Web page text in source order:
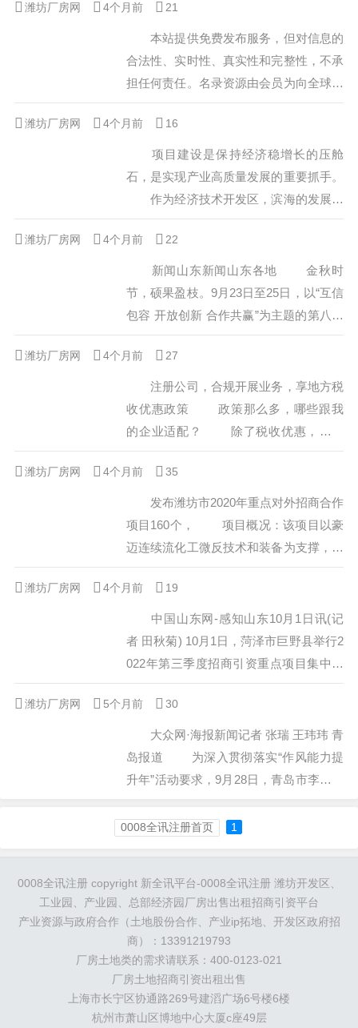
500强企业17家、上市公司44家、规...
度，已有至少15个省市自治区共计发布53
份关于两化融合管理体系的支持政策，覆
盖河北、内蒙古、辽宁、江苏、浙江、福
建、江西、山东、河南、湖北、广东、重
庆、四川、云南、陕西等地。 两化
融合管理体系市场化...
潍坊厂房网 4个月前 21
本站提供免费发布服务，但对信息的
合法性、实时性、真实性和完整性，不承
担任何责任。名录资源由会员为向全球展
示品牌形象上传，个人信息均经处理后发
布，如有遗漏戓涉嫌侵权他人及不愿展示
形象的，请将“该页网址和需修改及删除
的内容”发至本站邮箱戓留言给我们处
理。凡注册会员并发布信息或名录资源
的，均可定期获得全球项目参考及合作机
会。本站名录资源概不对任何第三方开
放，更不提供如交换、出售及查询等服...
潍坊厂房网 4个月前 16
项目建设是保持经济稳增长的压舱
石，是实现产业高质量发展的重要抓手。
作为经济技术开发区，滨海的发展靠
项目、靠企业。2012至2022的十年里，
滨海区始终坚持“企业为先”“项目为王”的
理念，新项目不断涌入、好项目快速集
聚、大项目加快建设，海化、潍柴、弘
润、新和成等一大批行业龙头企业在滨海
深耕发展，海工装备、高端石化、精细医
药、海洋化工等传统优势产业初具规模，
形成...
潍坊厂房网 4个月前 22
新闻山东新闻山东各地 金秋时
节，硕果盈枝。9月23日至25日，以“互信
包容 开放创新 合作共赢”为主题的第八届
中日韩产业博览会以线上形式成功举办。
在中韩建交30周年、中日邦交正常化
50周年契机下，我市开展的中日韩产业合
作发展论坛、线上中日韩产业博览会和配
套活动，紧紧抓住区域全面经济伙伴关系
协定（rcep）生效机遇，通过三国地方政
府、商协...
潍坊厂房网 4个月前 27
注册公司，合规开展业务，享地方税
收优惠政策 政策那么多，哪些跟我
的企业适配？ 除了税收优惠，我还
可以申请什么政策？ 招商引资园区
那么多，哪个政策更好？ 集成电
路、人工智能、生物医药、民用航空等关
键领域核心环节相关产品（技术）业务，
并开展实质性生产或研发活动的符合条件
的法人企业，自设立之日起5年内...
潍坊厂房网 4个月前 35
发布潍坊市2020年重点对外招商合作
项目160个， 项目概况：该项目以豪
迈连续流化工微反技术和装备为支撑，建
设国家级精细化工示范基地、连续流微通
道技术示范园、化学家创新创业平台。
项目概况：该项目计划投资3.5-5亿
元，占地300亩，共建设高密-欧比特航空
飞行营地项目和高密通用航空飞行器研
发-制造基地项目。...
潍坊厂房网 4个月前 19
中国山东网-感知山东10月1日讯(记
者 田秋菊) 10月1日，菏泽市巨野县举行2
022年第三季度招商引资重点项目集中开
工活动，县委书记冯艳丽，县委副书记、
县长楚德勤出席活动并发表讲话。
本次集中开工活动主会场设在盛天年产80
0万平方米新型高分子材料的项目现场，
其他18个项目在各分会场同步开工。
潍坊厂房网 5个月前 30
大众网·海报新闻记者 张瑞 王玮玮 青
岛报道 为深入贯彻落实“作风能力提
升年”活动要求，9月28日，青岛市李沧区
观摩暨招商引资工作座谈会，李沧区人大
单位代表及媒体记者等40余人参加。
观摩环节由虎山路街道主要负责...
0008全讯注册首页 1
0008全讯注册 copyright 新全讯平台-0008全讯注册潍坊开发区、
工业园、产业园、总部经济园厂房出售出租招商引资平台
产业资源与政府合作（土地股份合作、产业ip拓地、开发区政府招
商）：13391219793
厂房土地类的需求请联系：400-0123-021
厂房土地招商引资出租出售
上海市长宁区协通路269号建滔广场6号楼6楼
杭州市萧山区博地中心大厦c座49层